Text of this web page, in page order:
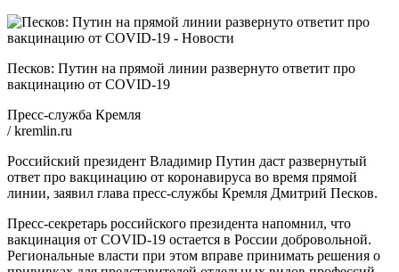
Песков: Путин на прямой линии развернуто ответит про
вакцинацию от COVID-19
Пресс-служба Кремля
/ kremlin.ru
Российский президент Владимир Путин даст развернутый
ответ про вакцинацию от коронавируса во время прямой
линии, заявил глава пресс-службы Кремля Дмитрий Песков.
Пресс-секретарь российского президента напомнил, что
вакцинация от COVID-19 остается в России добровольной.
Региональные власти при этом вправе принимать решения о